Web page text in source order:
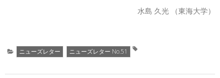
水島 久光 （東海大学）
ニューズレター ニューズレター No.51